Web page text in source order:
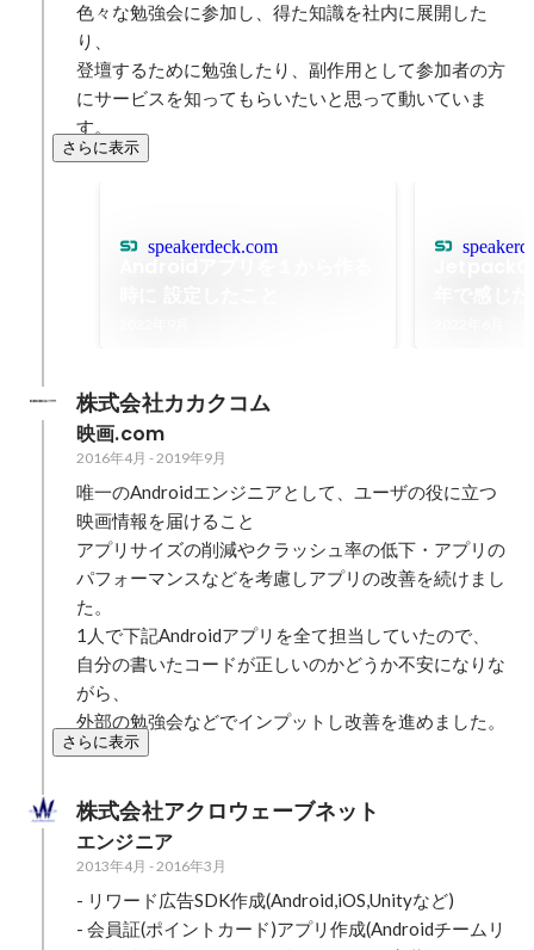
色々な勉強会に参加し、得た知識を社内に展開した
り、
登壇するために勉強したり、副作用として参加者の方
にサービスを知ってもらいたいと思って動いていま
す。
さらに表示
speakerdeck.com
株式会社カカクコム
映画.com
2016年4月 -2019年9月
唯一のAndroidエンジニアとして、ユーザの役に立つ
映画情報を届けること
アプリサイズの削減やクラッシュ率の低下・アプリの
パフォーマンスなどを考慮しアプリの改善を続けまし
た。
1人で下記Androidアプリを全て担当していたので、
自分の書いたコードが正しいのかどうか不安になりな
がら、
外部の勉強会などでインプットし改善を進めました。
さらに表示
株式会社アクロウェーブネット
エンジニア
2013年4月 -2016年3月
- リワード広告SDK作成(Android,iOS,Unityなど)
- 会員証(ポイントカード)アプリ作成(Androidチームリ